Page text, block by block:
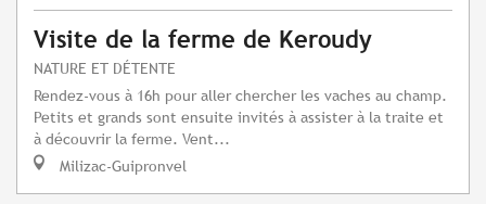
Visite de la ferme de Keroudy
NATURE ET DÉTENTE
Rendez-vous à 16h pour aller chercher les vaches au champ.
Petits et grands sont ensuite invités à assister à la traite et
à découvrir la ferme. Vent...
Milizac-Guipronvel